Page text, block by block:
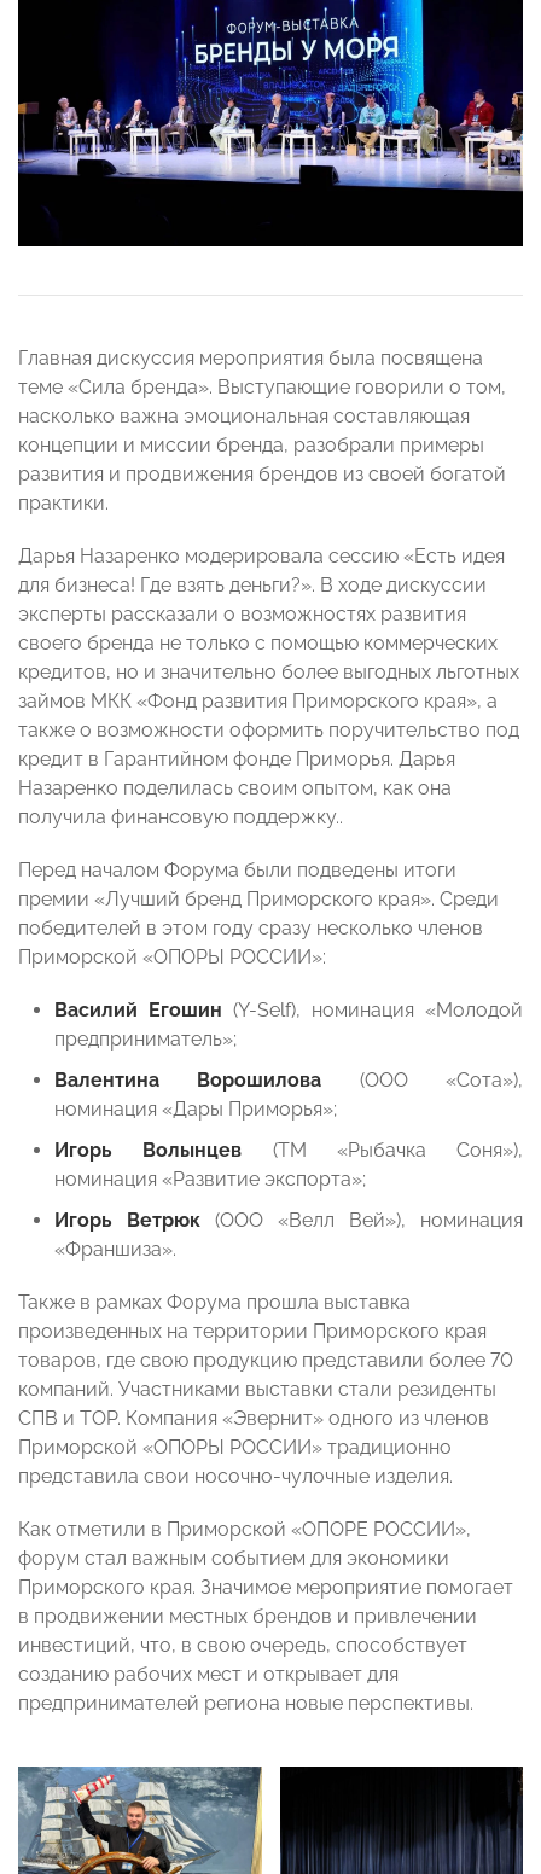
Главная дискуссия мероприятия была посвящена
теме «Сила бренда». Выступающие говорили о том,
насколько важна эмоциональная составляющая
концепции и миссии бренда, разобрали примеры
развития и продвижения брендов из своей богатой
практики.
Дарья Назаренко модерировала сессию «Есть идея
для бизнеса! Где взять деньги?». В ходе дискуссии
эксперты рассказали о возможностях развития
своего бренда не только с помощью коммерческих
кредитов, но и значительно более выгодных льготных
займов МКК «Фонд развития Приморского края», а
также о возможности оформить поручительство под
кредит в Гарантийном фонде Приморья. Дарья
Назаренко поделилась своим опытом, как она
получила финансовую поддержку..
Перед началом Форума были подведены итоги
премии «Лучший бренд Приморского края». Среди
победителей в этом году сразу несколько членов
Приморской «ОПОРЫ РОССИИ»:
Василий Егошин (Y-Self), номинация «Молодой
предприниматель»;
Валентина Ворошилова (ООО «Сота»),
номинация «Дары Приморья»;
Игорь Волынцев (ТМ «Рыбачка Соня»),
номинация «Развитие экспорта»;
Игорь Ветрюк (ООО «Велл Вей»), номинация
«Франшиза».
Также в рамках Форума прошла выставка
произведенных на территории Приморского края
товаров, где свою продукцию представили более 70
компаний. Участниками выставки стали резиденты
СПВ и ТОР. Компания «Эвернит» одного из членов
Приморской «ОПОРЫ РОССИИ» традиционно
представила свои носочно-чулочные изделия.
Как отметили в Приморской «ОПОРЕ РОССИИ»,
форум стал важным событием для экономики
Приморского края. Значимое мероприятие помогает
в продвижении местных брендов и привлечении
инвестиций, что, в свою очередь, способствует
созданию рабочих мест и открывает для
предпринимателей региона новые перспективы.